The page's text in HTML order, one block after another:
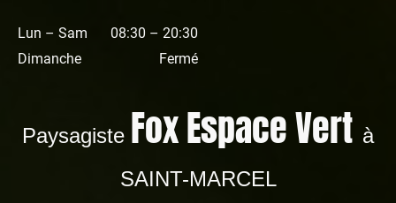
Lun – Sam
08:30 – 20:30
Dimanche
Fermé
Paysagiste Fox Espace Vert à
SAINT-MARCEL